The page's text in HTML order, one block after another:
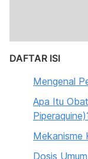
DAFTAR ISI
Mengenal
Apa Itu
Mekanisme
Dosis